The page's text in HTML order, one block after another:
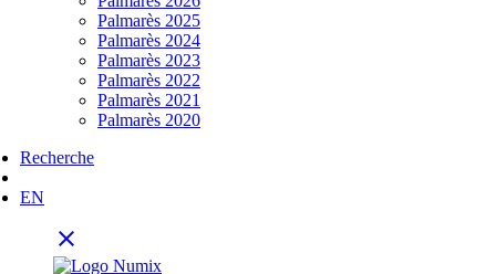
Palmarès 2025
Palmarès 2024
Palmarès 2023
Palmarès 2022
Palmarès 2021
Palmarès 2020
Recherche
EN
close